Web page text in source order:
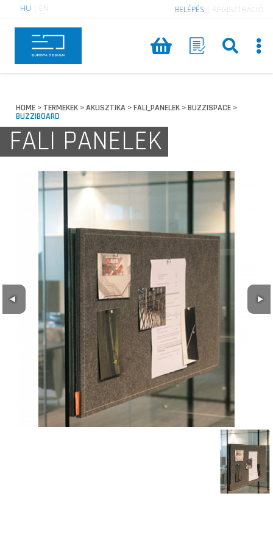
HU EN BELÉPÉS REGISZTRÁCIÓ
HOME > TERMEKEK >AKUSZTIKA >FALI_PANELEK >BUZZISPACE >
BUZZIBOARD
FALI PANELEK